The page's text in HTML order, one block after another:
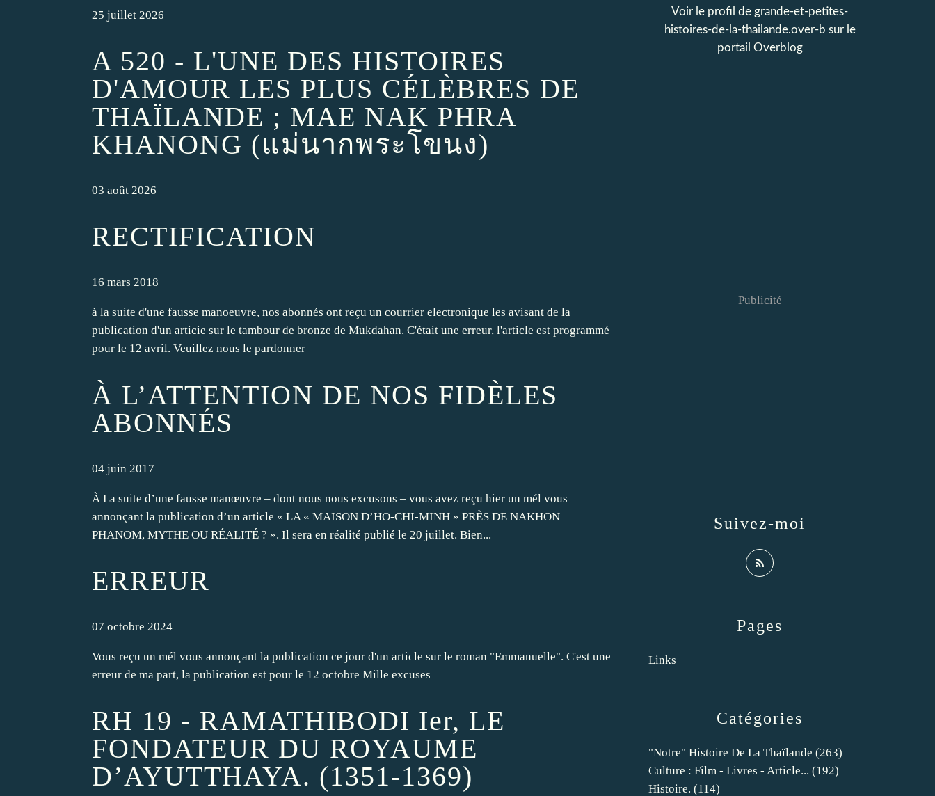
25 juillet 2026
A 520 - L'UNE DES HISTOIRES
D'AMOUR LES PLUS CÉLÈBRES DE
THAÏLANDE ; MAE NAK PHRA
KHANONG (แม่นากพระโขนง)
03 août 2026
RECTIFICATION
16 mars 2018
à la suite d'une fausse manoeuvre, nos abonnés ont reçu un courrier electronique les avisant de la
publication d'un articie sur le tambour de bronze de Mukdahan. C'était une erreur, l'article est programmé
pour le 12 avril. Veuillez nous le pardonner
À L’ATTENTION DE NOS FIDÈLES
ABONNÉS
04 juin 2017
À La suite d’une fausse manœuvre – dont nous nous excusons – vous avez reçu hier un mél vous
annonçant la publication d’un article « LA « MAISON D’HO-CHI-MINH » PRÈS DE NAKHON
PHANOM, MYTHE OU RÉALITÉ ? ». Il sera en réalité publié le 20 juillet. Bien...
ERREUR
07 octobre 2024
Vous reçu un mél vous annonçant la publication ce jour d'un article sur le roman "Emmanuelle". C'est une
erreur de ma part, la publication est pour le 12 octobre Mille excuses
RH 19 - RAMATHIBODI Ier, LE
FONDATEUR DU ROYAUME
D’AYUTTHAYA. (1351-1369)
Catégories
"notre" Histoire De La Thaïlande (263)
Culture : Film - Livres - Article... (192)
Histoire. (114)
Pages
Links
Voir le profil de grande-et-petites-
histoires-de-la-thailande.over-b sur le
portail Overblog
Suivez-moi
Publicité